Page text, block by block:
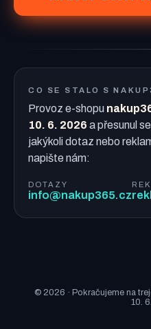
CO SE STALO S
Provoz e-shopu
10. 6. 2026 a přesunul
jakýkoli dotaz nebo
napište nám:
DOTAZY
info@nakup365.cz
© 2026 · Pokračujeme na
10.